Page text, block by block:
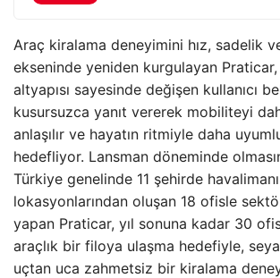
Araç kiralama deneyimini hız, sadelik
ekseninde yeniden kurgulayan
altyapısı sayesinde değişen kullanıcı
kusursuzca yanıt vererek mobiliteyi
anlaşılır ve hayatın ritmiyle daha
hedefliyor. Lansman döneminde
Türkiye genelinde 11 şehirde
lokasyonlarından oluşan 18 ofisle
yapan Praticar, yıl sonuna kadar 30
araçlık bir filoya ulaşma hedefiyle,
uçtan uca zahmetsiz bir kiralama